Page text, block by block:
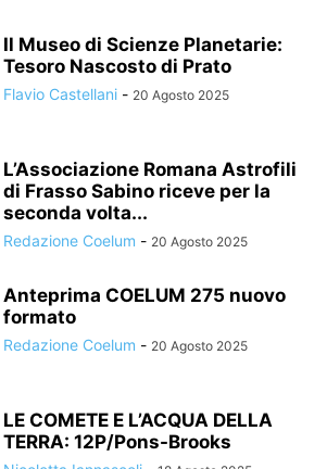
Il Museo di Scienze Planetarie:
Tesoro Nascosto di Prato
Flavio Castellani - 20 Agosto 2025
L’Associazione Romana Astrofili
di Frasso Sabino riceve per la
seconda volta...
Redazione Coelum - 20 Agosto 2025
Anteprima COELUM 275 nuovo
formato
Redazione Coelum - 20 Agosto 2025
LE COMETE E L’ACQUA DELLA
TERRA: 12P/Pons-Brooks